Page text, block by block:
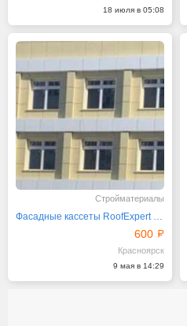
18 июля в 05:08
Стройматериалы
Фасадные кассеты RoofExpert - ваш выбор!
600
Красноярск
9 мая в 14:29